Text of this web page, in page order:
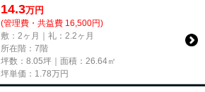
14.3万円
(管理費・共益費 16,500円)
敷：2ヶ月｜礼：2.2ヶ月
所在階：7階
坪数：8.05坪｜面積：26.64㎡
坪単価： 1.78万円